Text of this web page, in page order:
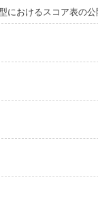
におけるスコア表の公